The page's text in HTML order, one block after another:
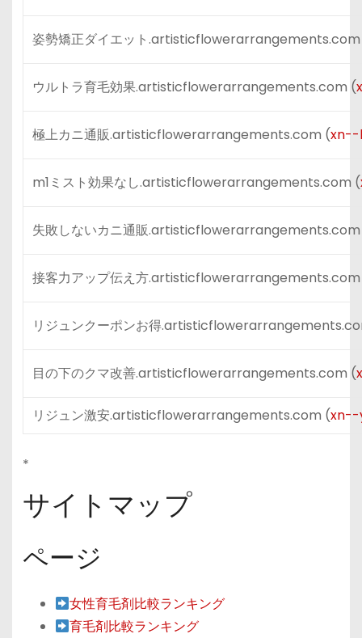
姿勢矯正ダイエット
ウルトラ育毛効果.artisticflowerarrangements.com (
極上カニ通販.artisticflowerarrangements.com (xn--
m1ミスト効果なし.artisticflowerarrangements.com (
失敗しないカニ通販
接客力アップ伝え方
リジュンクーポンお得
目の下のクマ改善.artisticflowerarrangements.com (
リジュン激安.artisticflowerarrangements.com (xn--
*
サイトマップ
ページ
女性育毛剤比較ランキング
育毛剤比較ランキング